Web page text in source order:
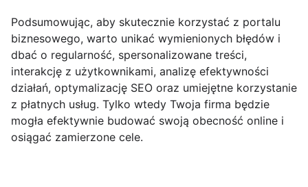
Podsumowując, aby skutecznie korzystać z portalu
biznesowego, warto unikać wymienionych błędów i
dbać o regularność, spersonalizowane treści,
interakcję z użytkownikami, analizę efektywności
działań, optymalizację SEO oraz umiejętne korzystanie
z płatnych usług. Tylko wtedy Twoja firma będzie
mogła efektywnie budować swoją obecność online i
osiągać zamierzone cele.